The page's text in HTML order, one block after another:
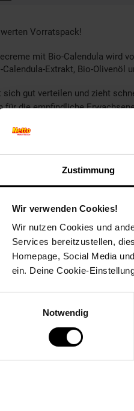
Zustimmung
Wir verwenden Cookies!
Wir nutzen Cookies und
Services bereitzustellen,
Homepage, Social Media
ein. Deine Cookie-
Notwendig
Vorratspack!
mit Bio-Calendula wird
Extrakt, Bio-Olivenöl
gut verteilen und zieht
für die empfindliche
Vegan
Babycreme & Windeln
Netto Reisen TV-